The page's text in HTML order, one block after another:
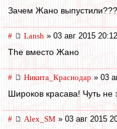
Зачем Жано выпустили???
# Lansh » 03 авг 2015 20:12
The вместо Жано
# Никита_Краснодар » 03
Широков красава! Чуть не
# Alex_SM » 03 авг 2015